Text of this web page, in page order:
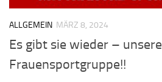
ALLGEMEIN MÄRZ 8, 2024
Es gibt sie wieder – unsere
Frauensportgruppe!!